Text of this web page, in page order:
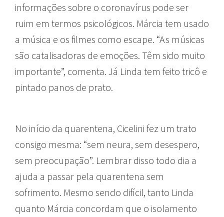
informações sobre o coronavírus pode ser
ruim em termos psicológicos. Márcia tem usado
a música e os filmes como escape. “As músicas
são catalisadoras de emoções. Têm sido muito
importante”, comenta. Já Linda tem feito tricô e
pintado panos de prato.
No início da quarentena, Cicelini fez um trato
consigo mesma: “sem neura, sem desespero,
sem preocupação”. Lembrar disso todo dia a
ajuda a passar pela quarentena sem
sofrimento. Mesmo sendo difícil, tanto Linda
quanto Márcia concordam que o isolamento